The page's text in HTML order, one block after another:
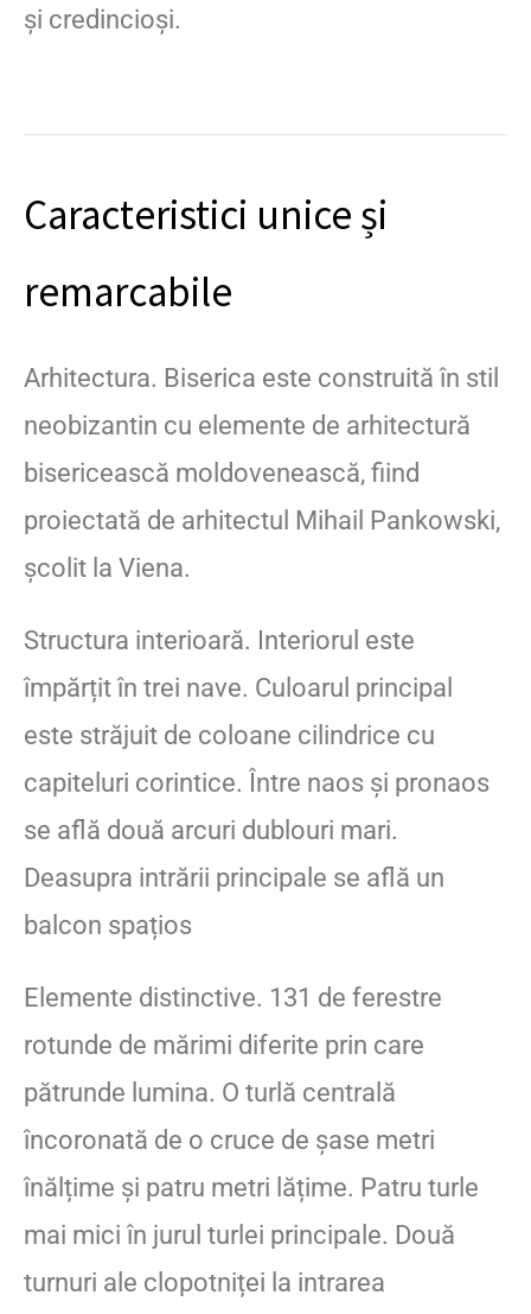
și credincioși.
Caracteristici unice și
remarcabile
Arhitectura. Biserica este construită în stil
neobizantin cu elemente de arhitectură
bisericească moldovenească, fiind
proiectată de arhitectul Mihail Pankowski,
școlit la Viena.
Structura interioară. Interiorul este
împărțit în trei nave. Culoarul principal
este străjuit de coloane cilindrice cu
capiteluri corintice. Între naos și pronaos
se află două arcuri dublouri mari.
Deasupra intrării principale se află un
balcon spațios
Elemente distinctive. 131 de ferestre
rotunde de mărimi diferite prin care
pătrunde lumina. O turlă centrală
încoronată de o cruce de șase metri
înălțime și patru metri lățime. Patru turle
mai mici în jurul turlei principale. Două
turnuri ale clopotniței la intrarea